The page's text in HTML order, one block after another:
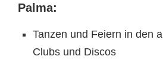
Palma:
Tanzen und Feiern in den
Clubs und Discos